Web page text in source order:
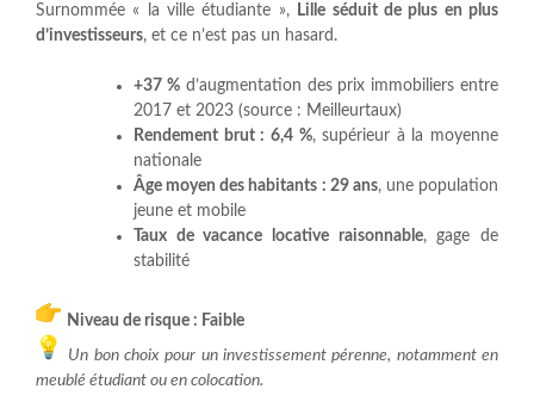
Surnommée « la ville étudiante »,
Lille séduit de plus en plus
d’investisseurs, et ce n’est pas un hasard.
+37 %d’augmentation des prix immobiliers entre
2017 et 2023 (source : Meilleurtaux)
Rendement brut : 6,4 %, supérieur à la moyenne
nationale
Âge moyen des habitants : 29 ans, une population
jeune et mobile
Taux de vacance locative raisonnable, gage de
stabilité
Niveau de risque : Faible
Un bon choix pour un investissement pérenne, notamment en
meublé étudiant ou en colocation.